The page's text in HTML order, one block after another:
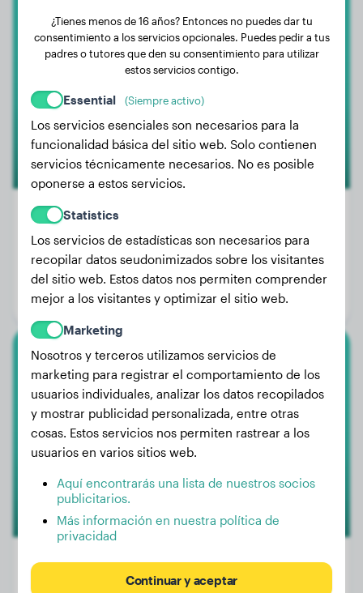
Papillón
Coco
4 kg
Edad:
2 años, 7 meses
Género:
Malinois
Shadow
¿Tienes menos de 16 años? Entonces no puedes dar tu
consentimiento a los servicios opcionales. Puedes pedir a tus
padres o tutores que den su consentimiento para utilizar
estos servicios contigo.
Essential (Siempre activo)
Los servicios esenciales son necesarios para la
funcionalidad básica del sitio web. Solo contienen
servicios técnicamente necesarios. No es posible
oponerse a estos servicios.
Statistics
Los servicios de estadísticas son necesarios para
recopilar datos seudonimizados sobre los visitantes
del sitio web. Estos datos nos permiten comprender
mejor a los visitantes y optimizar el sitio web.
Marketing
Nosotros y terceros utilizamos servicios de
marketing para registrar el comportamiento de los
usuarios individuales, analizar los datos recopilados
y mostrar publicidad personalizada, entre otras
cosas. Estos servicios nos permiten rastrear a los
usuarios en varios sitios web.
Aquí encontrarás una lista de nuestros socios
publicitarios.
Más información en nuestra política de
privacidad
Continuar y aceptar